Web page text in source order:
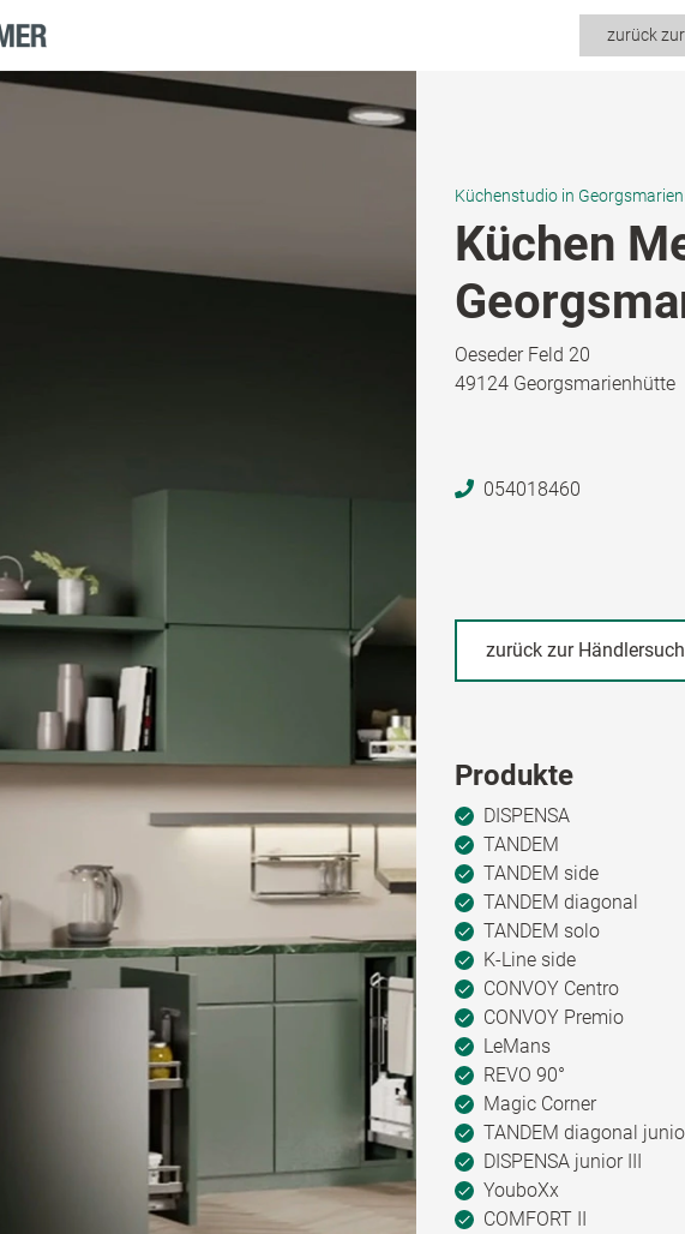
zurück
Küchenstudio in
Küchen
Oeseder Feld 20
49124 Georgsmarienhütte
054018460
zurück zur
Produkte
DISPENSA
TANDEM
TANDEM side
TANDEM diagonal
TANDEM solo
K-Line side
CONVOY Centro
CONVOY Premio
LeMans
REVO 90°
Magic Corner
TANDEM diagonal
DISPENSA junior III
YouboXx
COMFORT II